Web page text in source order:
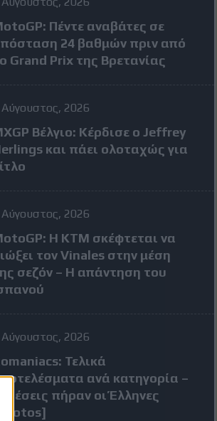
Πέντε αναβάτες σε
24 βαθμών πριν από
Grand Prix της Βρετανίας
Αύγουστος, 2026
Βέλγιο: Κέρδισε ο Jeffrey
και πάει ολοταχώς για
Αύγουστος, 2026
Η KTM σκέφτεται να
τον Vinales στην μέση
σεζόν – Η απάντηση του
Αύγουστος, 2026
Τελικά
ανά κατηγορία –
Τι θέσεις πήραν οι Έλληνες
[Photos]